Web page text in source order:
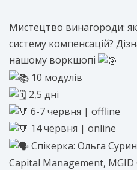
Мистецтво винагороди:
систему компенсацій?
нашому воркшопі
10 модулів
2,5 дні
6-7 червня | offline
14 червня | online
Спікерка: Ольга
Capital Management, MGID